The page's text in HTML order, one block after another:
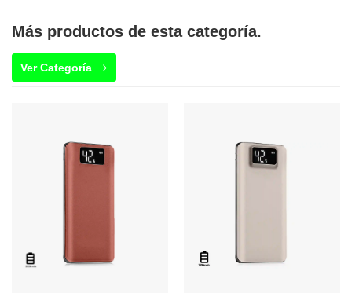
Más productos de esta categoría.
Ver Categoría